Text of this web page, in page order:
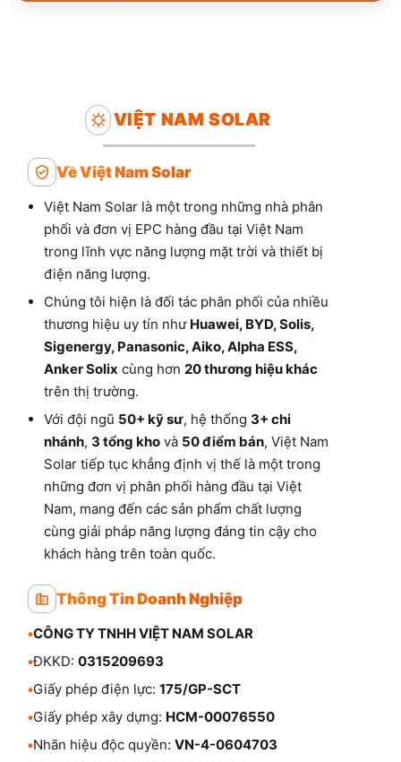
VIỆT NAM SOLAR
Về Việt Nam Solar
Việt Nam Solar là một trong những nhà phân
phối và đơn vị EPC hàng đầu tại Việt Nam
trong lĩnh vực năng lượng mặt trời và thiết bị
điện năng lượng.
Chúng tôi hiện là đối tác phân phối của nhiều
thương hiệu uy tín như Huawei, BYD, Solis,
Sigenergy, Panasonic, Aiko, Alpha ESS,
Anker Solix cùng hơn 20 thương hiệu khác
trên thị trường.
Với đội ngũ 50+ kỹ sư, hệ thống 3+ chi
nhánh, 3 tổng kho và 50 điểm bán, Việt Nam
Solar tiếp tục khẳng định vị thế là một trong
những đơn vị phân phối hàng đầu tại Việt
Nam, mang đến các sản phẩm chất lượng
cùng giải pháp năng lượng đáng tin cậy cho
khách hàng trên toàn quốc.
Thông Tin Doanh Nghiệp
•CÔNG TY TNHH VIỆT NAM SOLAR
•ĐKKD: 0315209693
•Giấy phép điện lực: 175/GP-SCT
•Giấy phép xây dựng: HCM-00076550
•Nhãn hiệu độc quyền: VN-4-0604703